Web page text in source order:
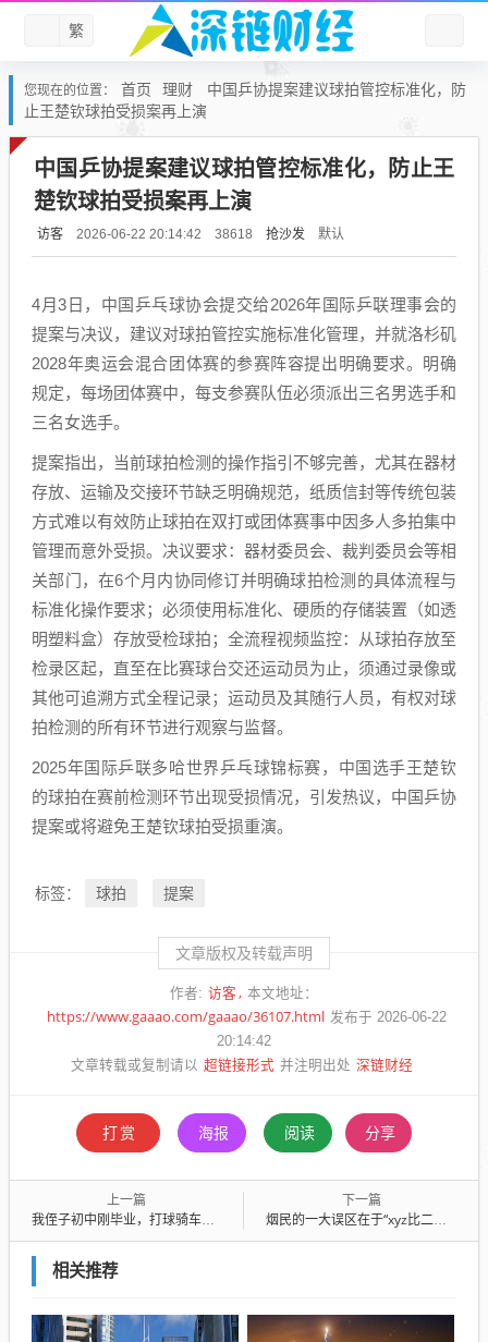
繁
您现在的位置： 首页 理财
中国乒协提案建议球拍管控标准化，防
止王楚钦球拍受损案再上演
中国乒协提案建议球拍管控标准化，防止王
楚钦球拍受损案再上演
访客 2026-06-22 20:14:42 38618 抢沙发 默认
4月3日，中国乒乓球协会提交给2026年国际乒联理事会的
提案与决议，建议对球拍管控实施标准化管理，并就洛杉矶
2028年奥运会混合团体赛的参赛阵容提出明确要求。明确
规定，每场团体赛中，每支参赛队伍必须派出三名男选手和
三名女选手。
提案指出，当前球拍检测的操作指引不够完善，尤其在器材
存放、运输及交接环节缺乏明确规范，纸质信封等传统包装
方式难以有效防止球拍在双打或团体赛事中因多人多拍集中
管理而意外受损。决议要求：器材委员会、裁判委员会等相
关部门，在6个月内协同修订并明确球拍检测的具体流程与
标准化操作要求；必须使用标准化、硬质的存储装置（如透
明塑料盒）存放受检球拍；全流程视频监控：从球拍存放至
检录区起，直至在比赛球台交还运动员为止，须通过录像或
其他可追溯方式全程记录；运动员及其随行人员，有权对球
拍检测的所有环节进行观察与监督。
2025年国际乒联多哈世界乒乓球锦标赛，中国选手王楚钦
的球拍在赛前检测环节出现受损情况，引发热议，中国乒协
提案或将避免王楚钦球拍受损重演。
标签： 球拍 提案
文章版权及转载声明
作者: 访客 本文地址：
https://www.gaaao.com/gaaao/36107.html 发布于 2026-06-22
20:14:42
文章转载或复制请以 超链接形式 并注明出处 深链财经
打赏 海报 阅读 分享
上一篇
我侄子初中刚毕业，打球骑车街舞旱冰滑板游戏，那是一把好手，就是学习不行
下一篇
烟民的一大误区在于“xyz比二手烟更有害，先禁了再来控烟”
相关推荐